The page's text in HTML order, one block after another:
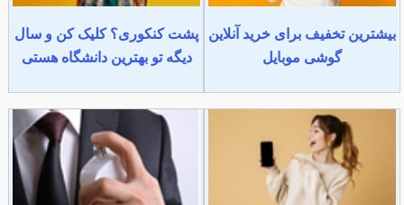
بیشترین تخفیف برای خرید آنلاین
گوشی موبایل
پشت کنکوری؟ کلیک کن و سال
دیگه تو بهترین دانشگاه هستی